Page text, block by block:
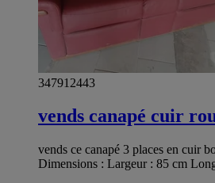
347912443
vends canapé cuir
vends ce canapé 3 places en cuir
Dimensions : Largeur : 85 cm